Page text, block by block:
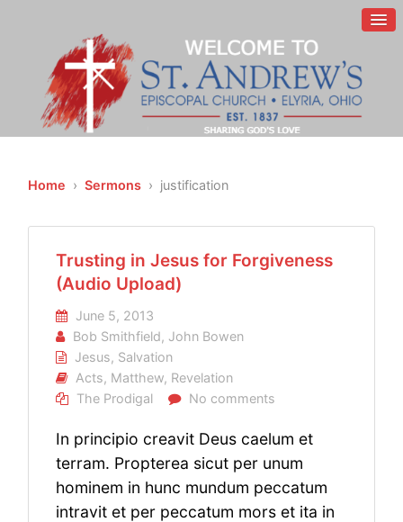
Home ›Sermons › justification
Trusting in Jesus for Forgiveness
(Audio Upload)
June 5, 2013
Bob Smithfield, John Bowen
Jesus, Salvation
Acts, Matthew, Revelation
The Prodigal
No comments
In principio creavit Deus caelum et
terram. Propterea sicut per unum
hominem in hunc mundum peccatum
intravit et per peccatum mors et ita in